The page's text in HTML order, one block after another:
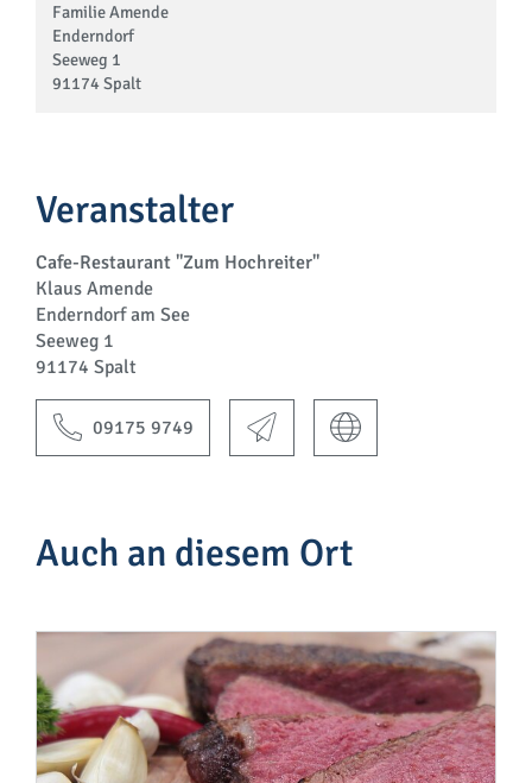
Familie Amende
Enderndorf
Seeweg 1
91174 Spalt
Veranstalter
Cafe-Restaurant "Zum Hochreiter"
Klaus Amende
Enderndorf am See
Seeweg 1
91174 Spalt
09175 9749
Auch an diesem Ort